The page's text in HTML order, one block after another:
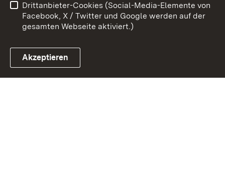
Link zum Landesportal
Impressum
Cookies
Drittanbieter-Cookies (Social-Media-Elemente von
Facebook, X / Twitter und Google werden auf der
gesamten Webseite aktiviert.)
Akzeptieren